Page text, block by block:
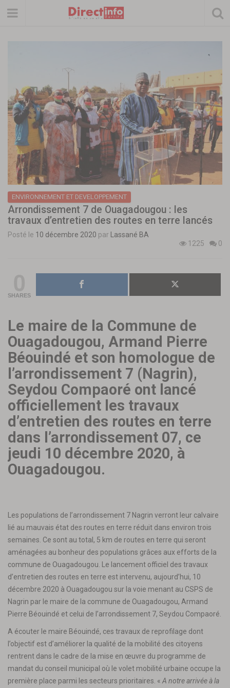
ENVIRONNEMENT ET DEVELOPPEMENT
Arrondissement 7 de Ouagadougou : les
travaux d’entretien des routes en terre lancés
Posté le 10 décembre 2020 par
Lassané BA
1225
0
SHARES
Le maire de la Commune de
Ouagadougou, Armand Pierre
Béouindé et son homologue de
l’arrondissement 7 (Nagrin),
Seydou Compaoré ont lancé
officiellement les travaux
d’entretien des routes en terre
dans l’arrondissement 07, ce
jeudi 10 décembre 2020, à
Ouagadougou.
Les populations de l’arrondissement 7 Nagrin verront leur calvaire
lié au mauvais état des routes en terre réduit dans environ trois
semaines. Ce sont au total, 5 km de routes en terre qui seront
aménagées au bonheur des populations grâces aux efforts de la
commune de Ouagadougou. Le lancement officiel des travaux
d’entretien des routes en terre est intervenu, aujourd’hui, 10
décembre 2020 à Ouagadougou sur la voie menant au CSPS de
Nagrin par le maire de la commune de Ouagadougou, Armand
Pierre Béouindé et celui de l’arrondissement 7, Seydou Compaoré.
A écouter le maire Béouindé, ces travaux de reprofilage dont
l’objectif est d’améliorer la qualité de la mobilité des citoyens
rentrent dans le cadre de la mise en œuvre du programme de
mandat du conseil municipal où le volet mobilité urbaine occupe la
première place parmi les secteurs prioritaires. « A notre arrivée à la